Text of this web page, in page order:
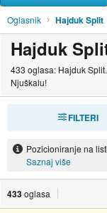
Oglasnik Hajduk Split
Hajduk
433 oglasa: Hajduk
Njuškalu!
FILTERI
Pozicioniranje na
Saznaj više
433oglasa